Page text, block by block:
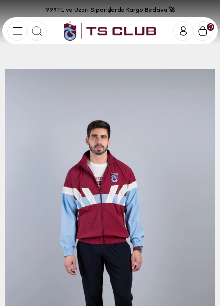
0
999TL ve Üzeri Siparişlerde Kargo Bedava 🚀